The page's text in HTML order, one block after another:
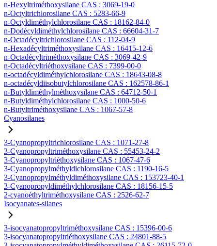
n-Hexyltriméthoxysilane CAS : 3069-19-0
n-Octyltrichlorosilane CAS : 5283-66-9
n-Octyldiméthylchlorosilane CAS : 18162-84-0
n-Dodécyldiméthylchlorosilane CAS : 66604-31-7
n-Octadécyltrichlorosilane CAS : 112-04-9
n-Hexadécyltriméthoxysilane CAS : 16415-12-6
n-Octadécyltriméthoxysilane CAS : 3069-42-9
n-Octadécyltriéthoxysilane CAS : 7399-00-0
n-octadécyldiméthylchlorosilane CAS : 18643-08-8
n-octadécyldiisobutylchlorosilane CAS : 162578-86-1
n-Butyldiméthylméthoxysilane CAS : 64712-50-1
n-Butyldiméthylchlorosilane CAS : 1000-50-6
n-Butyltriméthoxysilane CAS : 1067-57-8
Cyanosilanes
3-Cyanopropyltrichlorosilane CAS : 1071-27-8
3-Cyanopropyltriméthoxysilane CAS : 55453-24-2
3-Cyanopropyltriéthoxysilane CAS : 1067-47-6
3-Cyanopropylméthyldichlorosilane CAS : 1190-16-5
3-Cyanopropylméthyldiméthoxysilane CAS : 153723-40-1
3-Cyanopropyldiméthylchlorosilane CAS : 18156-15-5
2-cyanoéthyltriméthoxysilane CAS : 2526-62-7
Isocyanates-silanes
3-isocyanatopropyltriméthoxysilane CAS : 15396-00-6
3-isocyanatopropyltriéthoxysilane CAS : 24801-88-5